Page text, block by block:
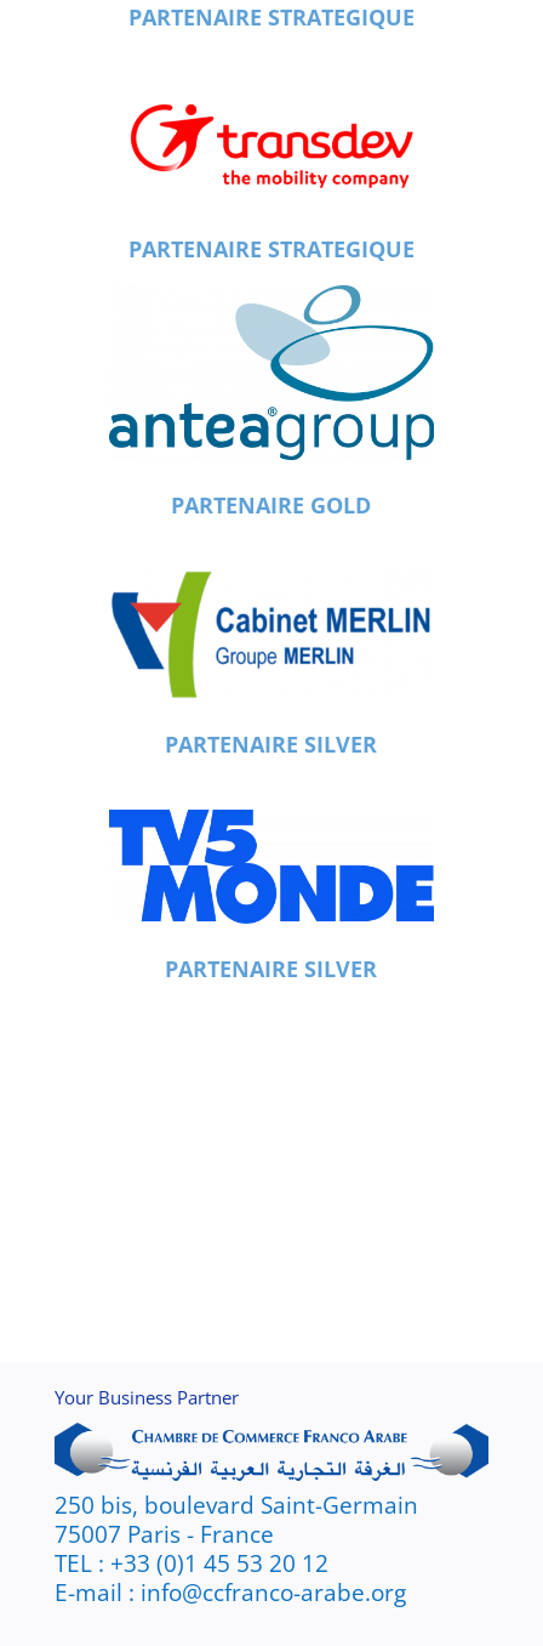
PARTENAIRE STRATEGIQUE
PARTENAIRE STRATEGIQUE
PARTENAIRE GOLD
PARTENAIRE SILVER
PARTENAIRE SILVER
Your Business Partner
250 bis, boulevard Saint-Germain
75007 Paris - France
TEL : +33 (0)1 45 53 20 12
E-mail : info@ccfranco-arabe.org